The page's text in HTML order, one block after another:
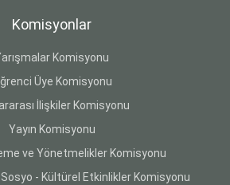
Komisyonlar
Komisyonu
Üye Komisyonu
İlişkiler Komisyonu
Yayın Komisyonu
ve Yönetmelikler Komisyonu
- Kültürel Etkinlikler Komisyonu